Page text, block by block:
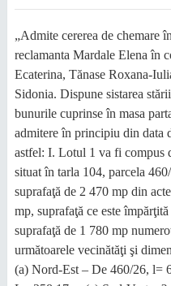
„Admite cererea de chemare
reclamanta Mardale Elena în
Ecaterina, Tănase Roxana-
Sidonia. Dispune sistarea
bunurile cuprinse în masa
admitere în principiu din data
astfel: I. Lotul 1 va fi compus
situat în tarla 104, parcela
suprafaţă de 2 470 mp din
mp, suprafaţă ce este
suprafaţă de 1 780 mp
următoarele vecinătăţi şi
(a) Nord-Est – De 460/26, l=